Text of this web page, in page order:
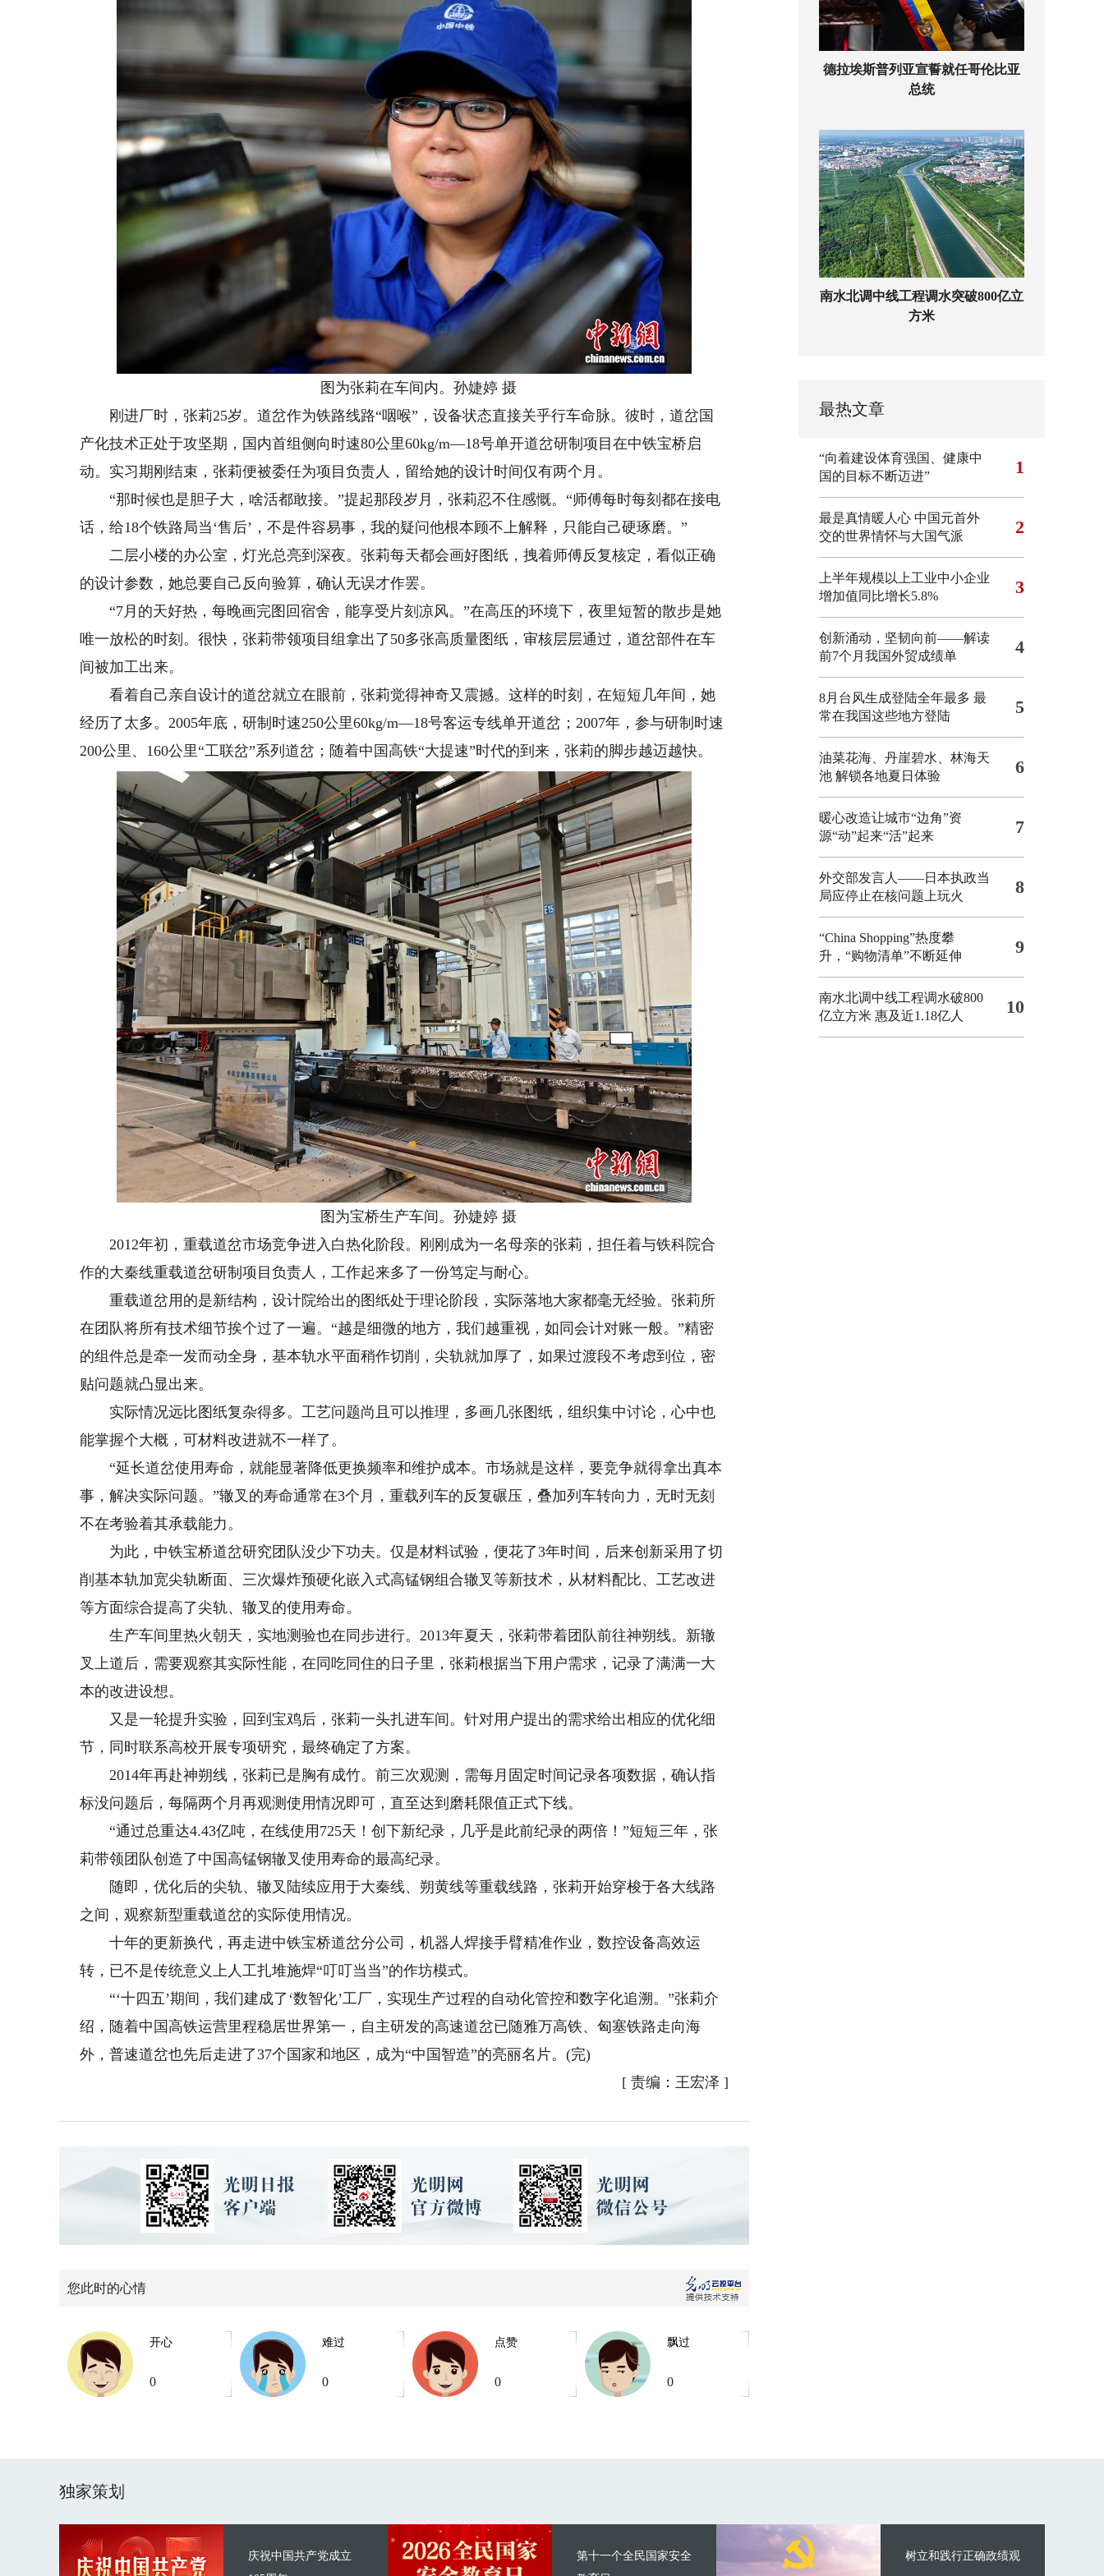
图为张莉在车间内。孙婕婷 摄
刚进厂时，张莉25岁。道岔作为铁路线路“咽喉”，设备状态直接关乎行车命脉。彼时，道岔国
产化技术正处于攻坚期，国内首组侧向时速80公里60kg/m—18号单开道岔研制项目在中铁宝桥启
动。实习期刚结束，张莉便被委任为项目负责人，留给她的设计时间仅有两个月。
“那时候也是胆子大，啥活都敢接。”提起那段岁月，张莉忍不住感慨。“师傅每时每刻都在接电
话，给18个铁路局当‘售后’，不是件容易事，我的疑问他根本顾不上解释，只能自己硬琢磨。”
二层小楼的办公室，灯光总亮到深夜。张莉每天都会画好图纸，拽着师傅反复核定，看似正确
的设计参数，她总要自己反向验算，确认无误才作罢。
“7月的天好热，每晚画完图回宿舍，能享受片刻凉风。”在高压的环境下，夜里短暂的散步是她
唯一放松的时刻。很快，张莉带领项目组拿出了50多张高质量图纸，审核层层通过，道岔部件在车
间被加工出来。
看着自己亲自设计的道岔就立在眼前，张莉觉得神奇又震撼。这样的时刻，在短短几年间，她
经历了太多。2005年底，研制时速250公里60kg/m—18号客运专线单开道岔；2007年，参与研制时速
200公里、160公里“工联岔”系列道岔；随着中国高铁“大提速”时代的到来，张莉的脚步越迈越快。
图为宝桥生产车间。孙婕婷 摄
2012年初，重载道岔市场竞争进入白热化阶段。刚刚成为一名母亲的张莉，担任着与铁科院合
作的大秦线重载道岔研制项目负责人，工作起来多了一份笃定与耐心。
重载道岔用的是新结构，设计院给出的图纸处于理论阶段，实际落地大家都毫无经验。张莉所
在团队将所有技术细节挨个过了一遍。“越是细微的地方，我们越重视，如同会计对账一般。”精密
的组件总是牵一发而动全身，基本轨水平面稍作切削，尖轨就加厚了，如果过渡段不考虑到位，密
贴问题就凸显出来。
实际情况远比图纸复杂得多。工艺问题尚且可以推理，多画几张图纸，组织集中讨论，心中也
能掌握个大概，可材料改进就不一样了。
“延长道岔使用寿命，就能显著降低更换频率和维护成本。市场就是这样，要竞争就得拿出真本
事，解决实际问题。”辙叉的寿命通常在3个月，重载列车的反复碾压，叠加列车转向力，无时无刻
不在考验着其承载能力。
为此，中铁宝桥道岔研究团队没少下功夫。仅是材料试验，便花了3年时间，后来创新采用了切
削基本轨加宽尖轨断面、三次爆炸预硬化嵌入式高锰钢组合辙叉等新技术，从材料配比、工艺改进
等方面综合提高了尖轨、辙叉的使用寿命。
生产车间里热火朝天，实地测验也在同步进行。2013年夏天，张莉带着团队前往神朔线。新辙
叉上道后，需要观察其实际性能，在同吃同住的日子里，张莉根据当下用户需求，记录了满满一大
本的改进设想。
又是一轮提升实验，回到宝鸡后，张莉一头扎进车间。针对用户提出的需求给出相应的优化细
节，同时联系高校开展专项研究，最终确定了方案。
2014年再赴神朔线，张莉已是胸有成竹。前三次观测，需每月固定时间记录各项数据，确认指
标没问题后，每隔两个月再观测使用情况即可，直至达到磨耗限值正式下线。
“通过总重达4.43亿吨，在线使用725天！创下新纪录，几乎是此前纪录的两倍！”短短三年，张
莉带领团队创造了中国高锰钢辙叉使用寿命的最高纪录。
随即，优化后的尖轨、辙叉陆续应用于大秦线、朔黄线等重载线路，张莉开始穿梭于各大线路
之间，观察新型重载道岔的实际使用情况。
十年的更新换代，再走进中铁宝桥道岔分公司，机器人焊接手臂精准作业，数控设备高效运
转，已不是传统意义上人工扎堆施焊“叮叮当当”的作坊模式。
“‘十四五’期间，我们建成了‘数智化’工厂，实现生产过程的自动化管控和数字化追溯。”张莉介
绍，随着中国高铁运营里程稳居世界第一，自主研发的高速道岔已随雅万高铁、匈塞铁路走向海
外，普速道岔也先后走进了37个国家和地区，成为“中国智造”的亮丽名片。(完)
[ 责编：王宏泽 ]
您此时的心情
开心
0
难过
0
点赞
0
飘过
0
德拉埃斯普列亚宣誓就任哥伦比亚
总统
南水北调中线工程调水突破800亿立
方米
最热文章
“向着建设体育强国、健康中
国的目标不断迈进”
1
最是真情暖人心 中国元首外
交的世界情怀与大国气派
2
上半年规模以上工业中小企业
增加值同比增长5.8%
3
创新涌动，坚韧向前——解读
前7个月我国外贸成绩单
4
8月台风生成登陆全年最多 最
常在我国这些地方登陆
5
油菜花海、丹崖碧水、林海天
池 解锁各地夏日体验
6
暖心改造让城市“边角”资
源“动”起来“活”起来
7
外交部发言人——日本执政当
局应停止在核问题上玩火
8
“China Shopping”热度攀
升，“购物清单”不断延伸
9
南水北调中线工程调水破800
亿立方米 惠及近1.18亿人
10
独家策划
庆祝中国共产党成立
第十一个全民国家安全
树立和践行正确政绩观